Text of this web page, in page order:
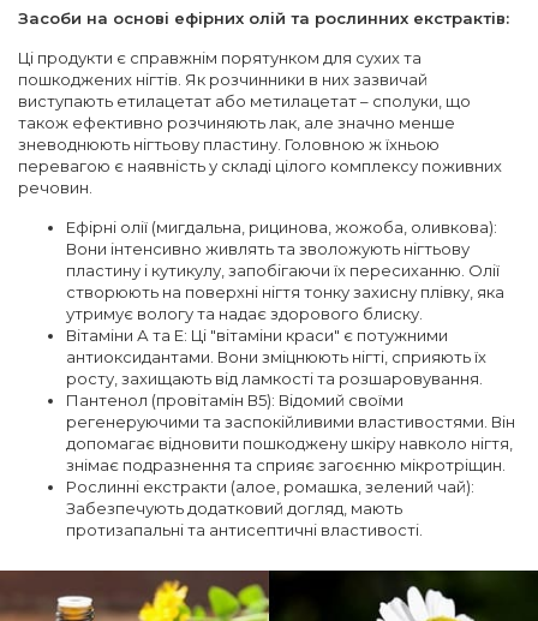
Засоби на основі ефірних олій та рослинних екстрактів:
Ці продукти є справжнім порятунком для сухих та
пошкоджених нігтів. Як розчинники в них зазвичай
виступають етилацетат або метилацетат – сполуки, що
також ефективно розчиняють лак, але значно менше
зневоднюють нігтьову пластину. Головною ж їхньою
перевагою є наявність у складі цілого комплексу поживних
речовин.
Ефірні олії (мигдальна, рицинова, жожоба, оливкова):
Вони інтенсивно живлять та зволожують нігтьову
пластину і кутикулу, запобігаючи їх пересиханню. Олії
створюють на поверхні нігтя тонку захисну плівку, яка
утримує вологу та надає здорового блиску.
Вітаміни А та Е: Ці "вітаміни краси" є потужними
антиоксидантами. Вони зміцнюють нігті, сприяють їх
росту, захищають від ламкості та розшаровування.
Пантенол (провітамін В5): Відомий своїми
регенеруючими та заспокійливими властивостями. Він
допомагає відновити пошкоджену шкіру навколо нігтя,
знімає подразнення та сприяє загоєнню мікротріщин.
Рослинні екстракти (алое, ромашка, зелений чай):
Забезпечують додатковий догляд, мають
протизапальні та антисептичні властивості.